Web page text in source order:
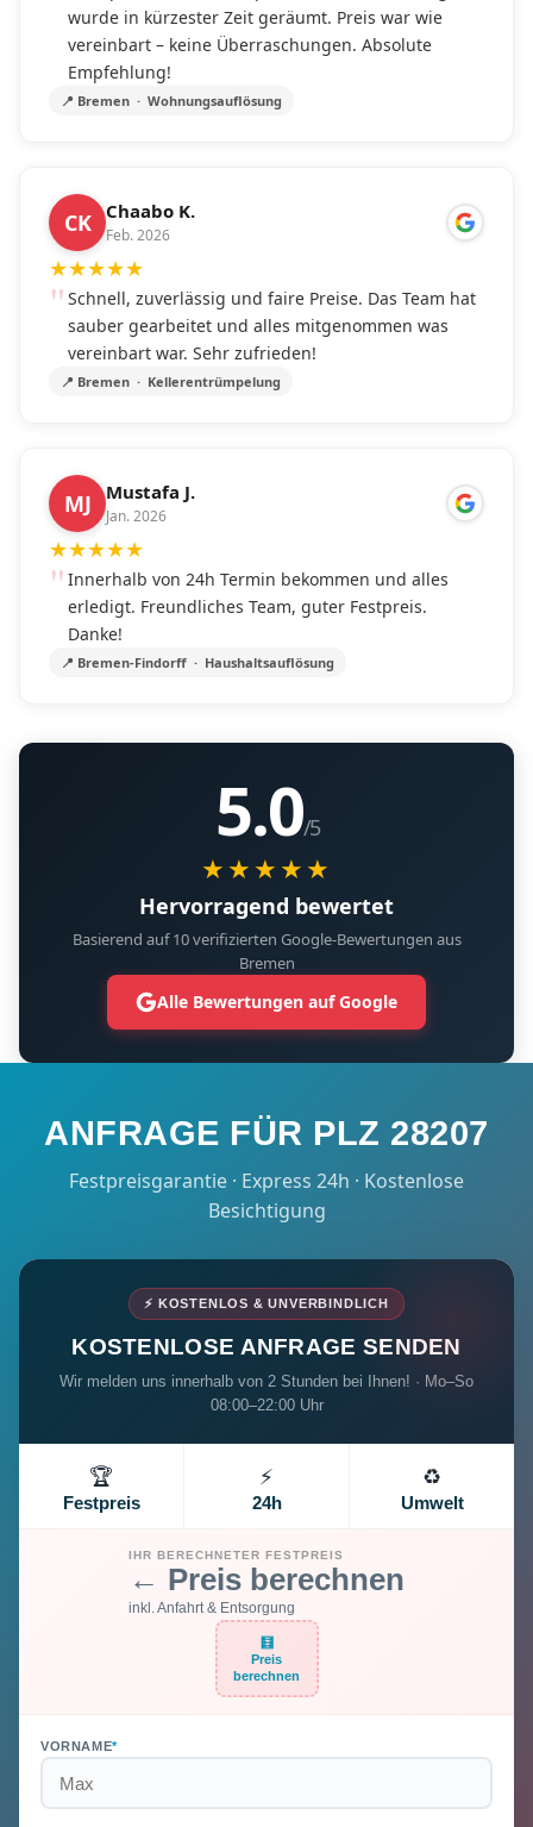
wurde in kürzester Zeit geräumt. Preis war wie
vereinbart – keine Überraschungen. Absolute
Empfehlung!
📍 Bremen · Wohnungsauflösung
CK Chaabo K.
Feb. 2026
★★★★★
Schnell, zuverlässig und faire Preise. Das Team hat
sauber gearbeitet und alles mitgenommen was
vereinbart war. Sehr zufrieden!
📍 Bremen · Kellerentrümpelung
MJ Mustafa J.
Jan. 2026
★★★★★
Innerhalb von 24h Termin bekommen und alles
erledigt. Freundliches Team, guter Festpreis.
Danke!
📍 Bremen-Findorff · Haushaltsauflösung
5.0/5
★★★★★
Hervorragend bewertet
Basierend auf 10 verifizierten Google-Bewertungen aus
Bremen
Alle Bewertungen auf Google
ANFRAGE FÜR PLZ 28207
Festpreisgarantie · Express 24h · Kostenlose
Besichtigung
⚡ KOSTENLOS & UNVERBINDLICH
KOSTENLOSE ANFRAGE SENDEN
Wir melden uns innerhalb von 2 Stunden bei Ihnen! · Mo–So
08:00–22:00 Uhr
🏆
Festpreis
⚡
24h
♻️
Umwelt
IHR BERECHNETER FESTPREIS
← Preis berechnen
inkl. Anfahrt & Entsorgung
🧮
Preis
berechnen
VORNAME*